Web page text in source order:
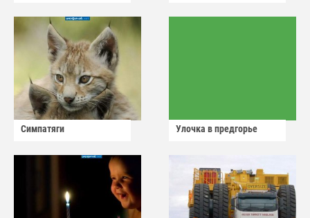
Симпатяги Улочка в предгорье